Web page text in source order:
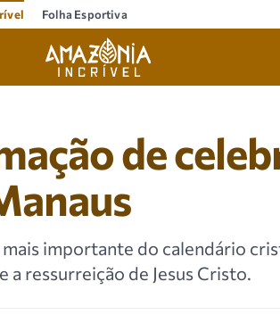
Folha Esportiva
de
importante do calendário
ressurreição de Jesus Cristo.